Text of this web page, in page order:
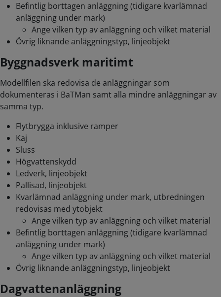
Befintlig borttagen anläggning (tidigare kvarlämnad
anläggning under mark)
Ange vilken typ av anläggning och vilket material
Övrig liknande anläggningstyp, linjeobjekt
Byggnadsverk maritimt
Modellfilen ska redovisa de anläggningar som
dokumenteras i BaTMan samt alla mindre anläggningar av
samma typ.
Flytbrygga inklusive ramper
Kaj
Sluss
Högvattenskydd
Ledverk, linjeobjekt
Pallisad, linjeobjekt
Kvarlämnad anläggning under mark, utbredningen
redovisas med ytobjekt
Ange vilken typ av anläggning och vilket material
Befintlig borttagen anläggning (tidigare kvarlämnad
anläggning under mark)
Ange vilken typ av anläggning och vilket material
Övrig liknande anläggningstyp, linjeobjekt
Dagvattenanläggning